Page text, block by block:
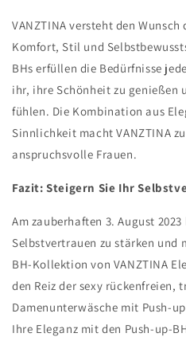
VANZTINA versteht den
Komfort, Stil und
BHs erfüllen die Bedürfnisse
ihr, ihre Schönheit zu genießen
fühlen. Die Kombination aus
Sinnlichkeit macht VANZTINA
anspruchsvolle Frauen.
Fazit: Steigern Sie Ihr
Am zauberhaften 3. August
Selbstvertrauen zu stärken
BH-Kollektion von VANZTINA
den Reiz der sexy rückenfreien,
Damenunterwäsche mit Push-
Ihre Eleganz mit den Push-up-